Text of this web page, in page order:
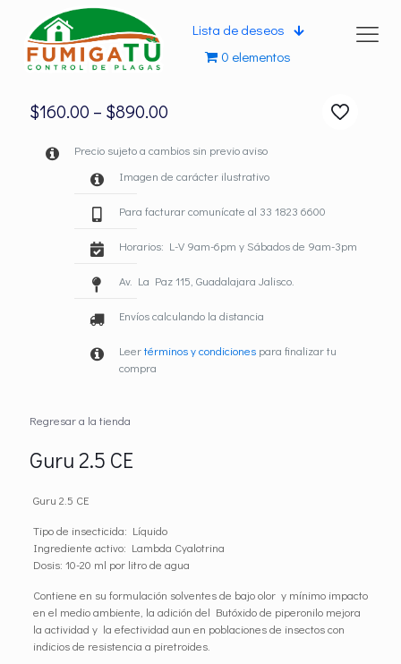
Lista de deseos
0 elementos
$160.00 – $890.00
Precio sujeto a cambios sin previo aviso
Imagen de carácter ilustrativo
Para facturar comunícate al 33 1823 6600
Horarios: L-V 9am-6pm y Sábados de 9am-3pm
Av. La Paz 115, Guadalajara Jalisco.
Envíos calculando la distancia
Leertérminos y condiciones para finalizar tu
compra
Regresar a la tienda
Guru 2.5 CE
Guru 2.5 CE
Tipo de insecticida: Líquido
Ingrediente activo: Lambda Cyalotrina
Dosis: 10-20 ml por litro de agua
Contiene en su formulación solventes de bajo olor y mínimo impacto
en el medio ambiente, la adición del Butóxido de piperonilomejora
la actividad y la efectividad aun en poblaciones de insectos con
indicios de resistencia a piretroides.